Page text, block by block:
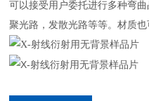
可以接受用户委托进行多种弯
聚光路，发散光路等等。材质也